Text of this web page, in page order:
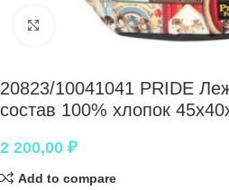
Нажмите, чтобы увеличить
20823/10041041 PRIDE
состав 100% хлопок
2 200,00 ₽
Add to compare